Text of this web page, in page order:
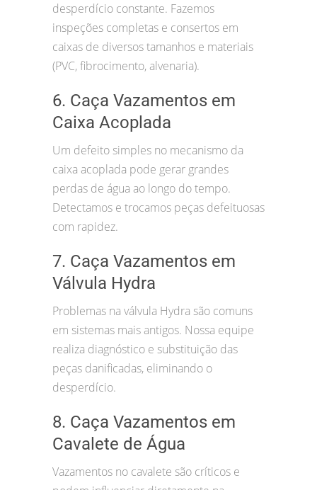
desperdício constante. Fazemos
inspeções completas e consertos em
caixas de diversos tamanhos e materiais
(PVC, fibrocimento, alvenaria).
6. Caça Vazamentos em
Caixa Acoplada
Um defeito simples no mecanismo da
caixa acoplada pode gerar grandes
perdas de água ao longo do tempo.
Detectamos e trocamos peças defeituosas
com rapidez.
7. Caça Vazamentos em
Válvula Hydra
Problemas na válvula Hydra são comuns
em sistemas mais antigos. Nossa equipe
realiza diagnóstico e substituição das
peças danificadas, eliminando o
desperdício.
8. Caça Vazamentos em
Cavalete de Água
Vazamentos no cavalete são críticos e